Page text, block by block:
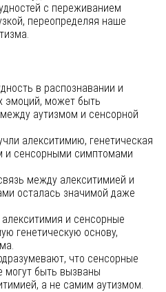
с переживанием
переопределяя наше
в распознавании и
эмоций, может быть
аутизмом и сенсорной
алекситимию, генетическая
и сенсорными симптомами
между алекситимией и
осталась значимой даже
и сенсорные
генетическую основу,
что сенсорные
могут быть вызваны
а не самим аутизмом.